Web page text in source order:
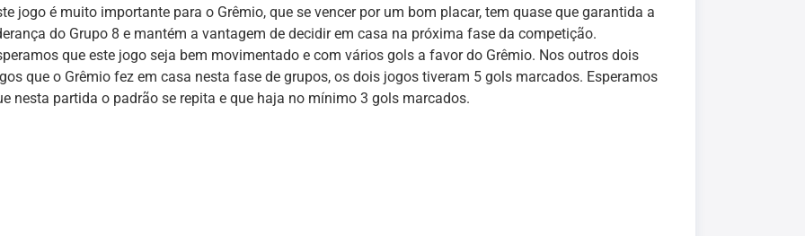
jogo é muito importante para o Grêmio, que se vencer por um bom placar, tem quase que garantida a
do Grupo 8 e mantém a vantagem de decidir em casa na próxima fase da competição.
que este jogo seja bem movimentado e com vários gols a favor do Grêmio. Nos outros dois
que o Grêmio fez em casa nesta fase de grupos, os dois jogos tiveram 5 gols marcados. Esperamos
nesta partida o padrão se repita e que haja no mínimo 3 gols marcados.